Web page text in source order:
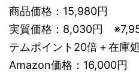
商品価格：15,980円
実質価格：8,030円
テムポイント20倍＋在庫
Amazon価格：16,000円